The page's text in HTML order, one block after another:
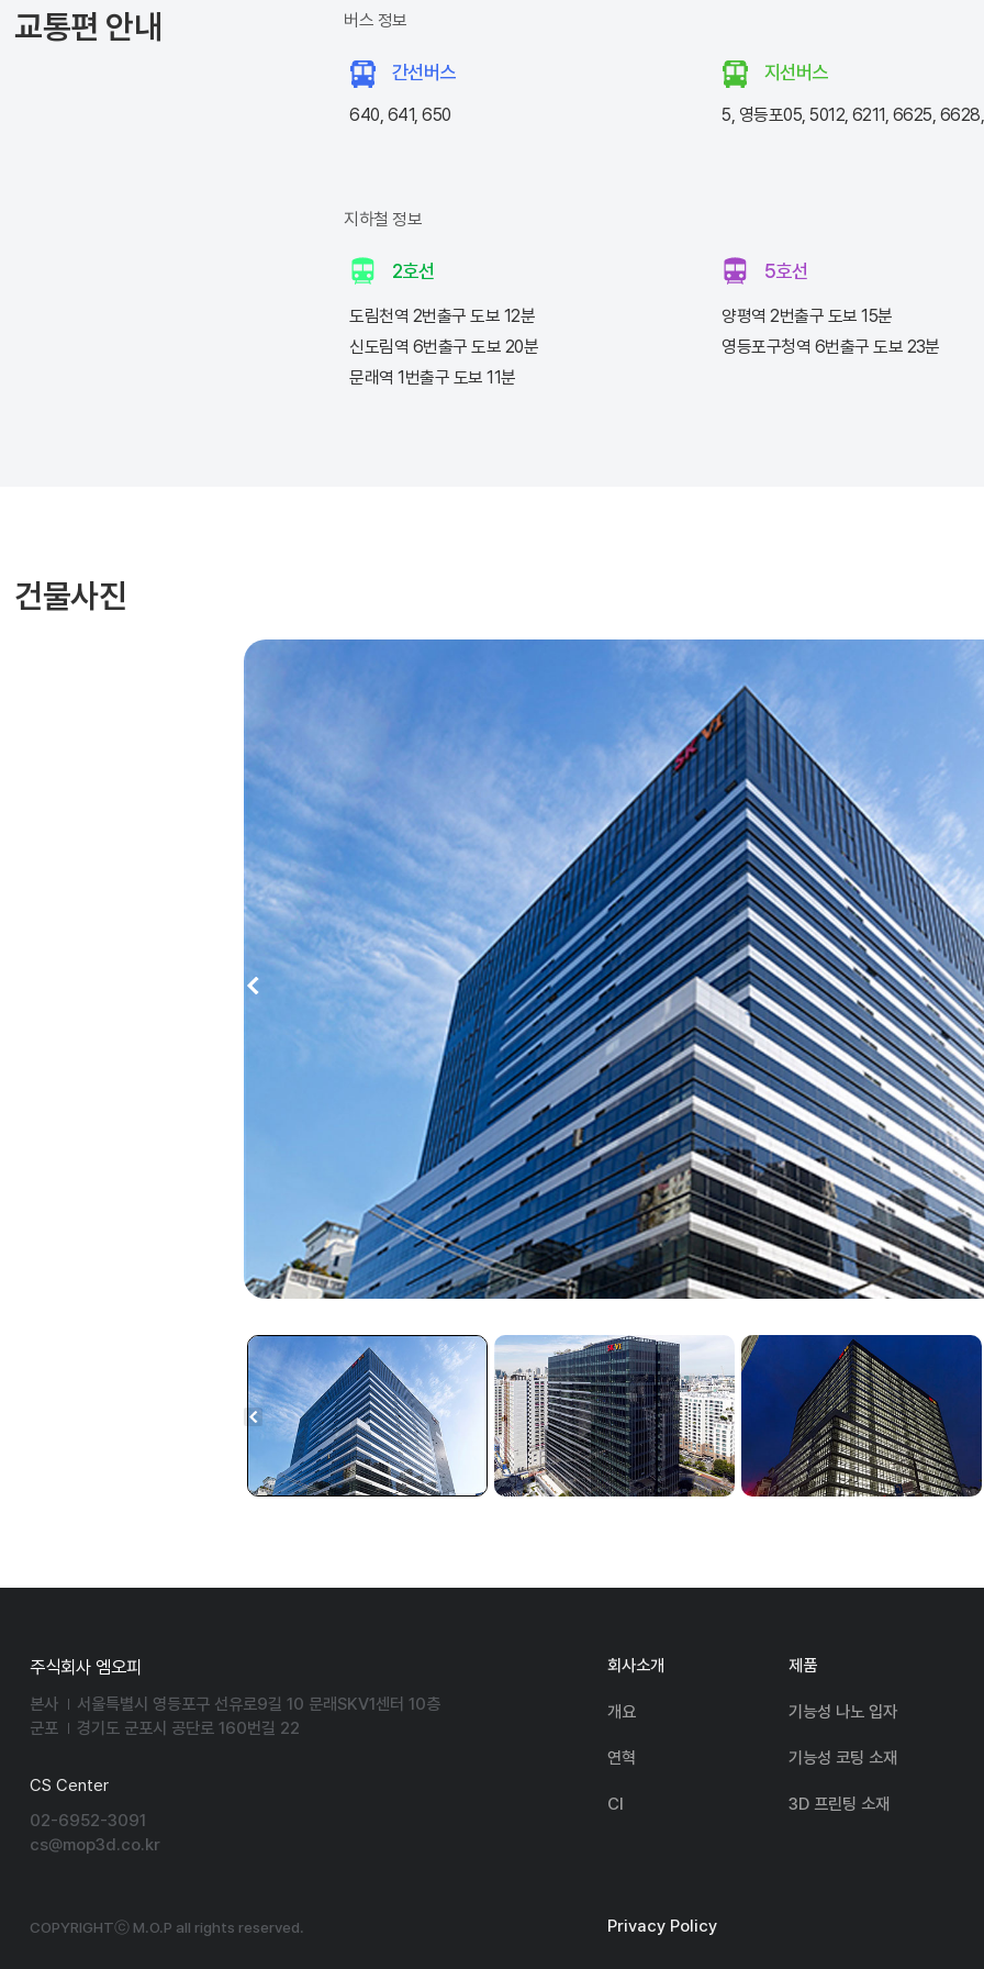
교통편 안내 버스 정보
간선버스
640, 641, 650
지선버스
5, 영등포05, 5012, 6211, 6625,
지하철 정보
2호선
도림천역 2번출구 도보 12분
신도림역 6번출구 도보 20분
문래역 1번출구 도보 11분
5호선
양평역 2번출구 도보 15분
영등포구청역 6번출구 도보 23분
건물사진
Previous
주식회사 엠오피
본사
서울특별시 영등포구 선유로9길 10 문래SKV1센터 10층
군포
경기도 군포시 공단로 160번길 22
CS Center
02-6952-3091
cs@mop3d.co.kr
회사소개
개요
연혁
CI
제품
기능성 나노 입자
기능성 코팅 소재
3D 프린팅 소재
COPYRIGHTⓒ M.O.P all rights reserved. Privacy Policy